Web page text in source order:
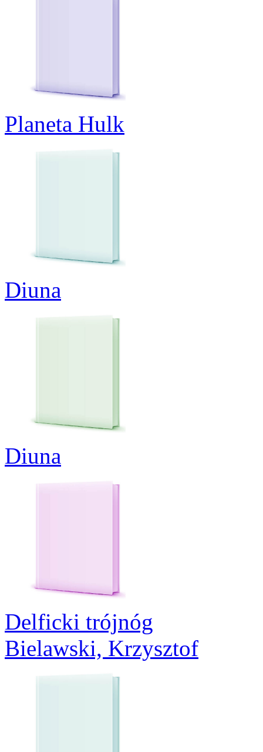
Planeta Hulk
Diuna
Diuna
Delficki trójnóg
Bielawski, Krzysztof